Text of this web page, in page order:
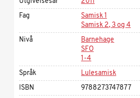
Fag
Samisk 1
Samisk 2, 3 og 4
Nivå
Barnehage
SFO
1-4
Språk
Lulesamisk
ISBN
9788273747877